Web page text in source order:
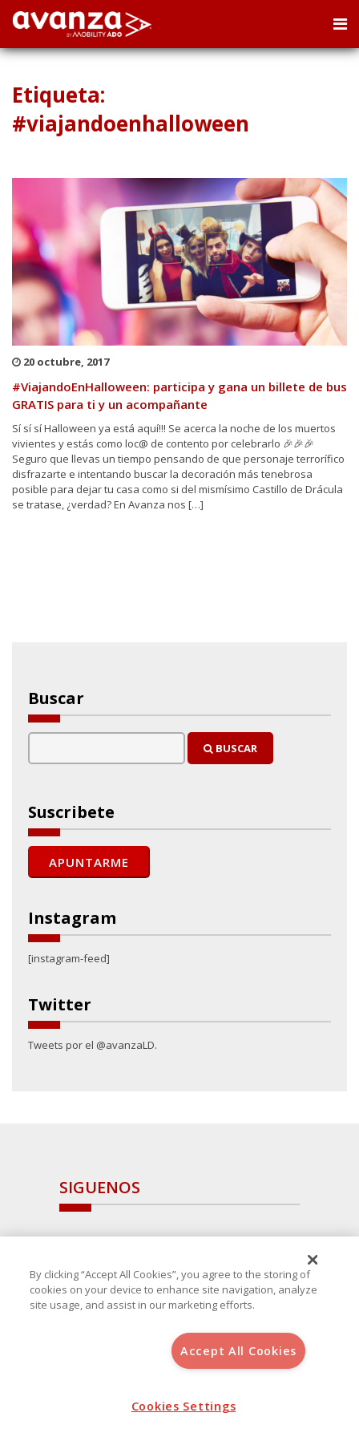
Etiqueta:
#viajandoenhalloween
20 octubre, 2017
#ViajandoEnHalloween: participa y gana un billete de bus
GRATIS para ti y un acompañante
Sí sí sí Halloween ya está aquí!!! Se acerca la noche de los muertos
vivientes y estás como loc@ de contento por celebrarlo 🎉🎉🎉
Seguro que llevas un tiempo pensando de que personaje terrorífico
disfrazarte e intentando buscar la decoración más tenebrosa
posible para dejar tu casa como si del mismísimo Castillo de Drácula
se tratase, ¿verdad? En Avanza nos […]
Buscar
BUSCAR
Suscribete
Instagram
[instagram-feed]
Twitter
Tweets por el @avanzaLD.
SIGUENOS
, S.L.U.(B-64405731) c/ San Norberto
Aviso Legal
Política de Cookies
By clicking “Accept All Cookies”, you agree to the storing of
cookies on your device to enhance site navigation, analyze
site usage, and assist in our marketing efforts.
Accept All Cookies
Cookies Settings